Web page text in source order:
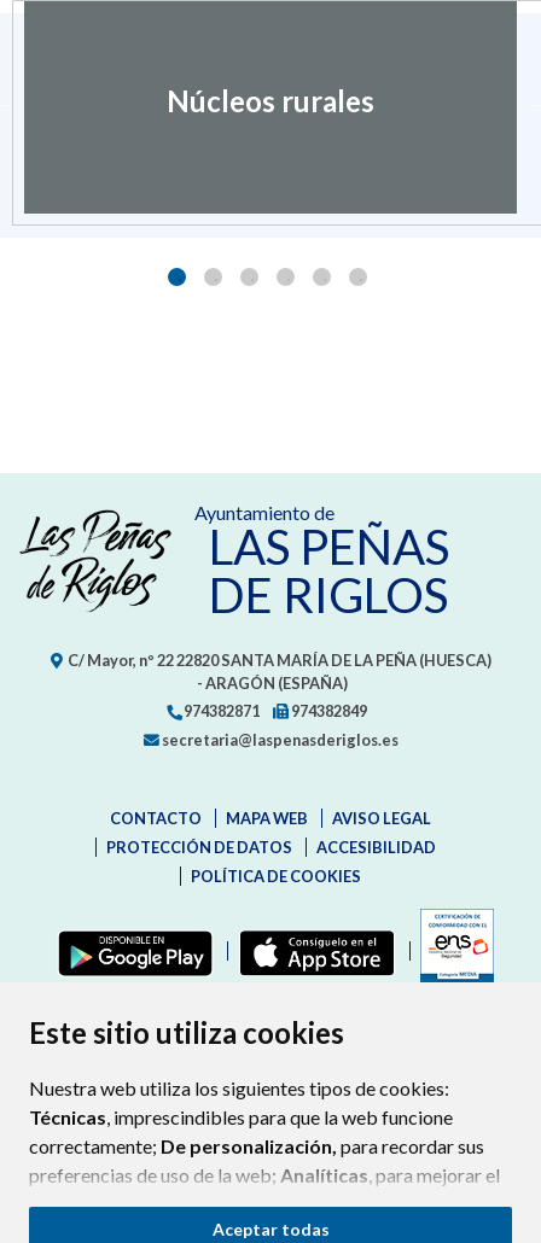
Este sitio utiliza cookies
Nuestra web utiliza los siguientes tipos de cookies:
Técnicas, imprescindibles para que la web funcione
correctamente; De personalización, para recordar sus
preferencias de uso de la web; Analíticas, para mejorar el
funcionamiento de la web y sus servicios.
Aceptar todas
Núcleos rurales
Ayuntamiento de
LAS PEÑAS
DE RIGLOS
C/ Mayor, nº 2222820SANTA MARÍA DE LA PEÑA (HUESCA)
- ARAGÓN (ESPAÑA)
974382871
974382849
secretaria@laspenasderiglos.es
CONTACTO MAPA WEB
AVISO LEGAL
PROTECCIÓN DE DATOS
ACCESIBILIDAD
POLÍTICA DE COOKIES